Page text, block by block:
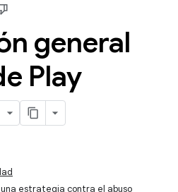
general
Play
estrategia contra el abuso